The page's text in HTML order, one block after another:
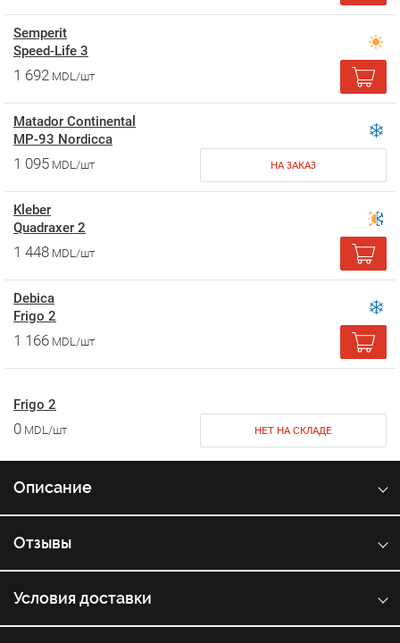
Semperit
Speed-Life 3
1 692 MDL/шт
Matador Continental
MP-93 Nordicca
1 095 MDL/шт НА ЗАКАЗ
Kleber
Quadraxer 2
1 448 MDL/шт
Debica
Frigo 2
1 166 MDL/шт
Frigo 2
0 MDL/шт НЕТ НА СКЛАДЕ
Описание
Отзывы
Условия доставки